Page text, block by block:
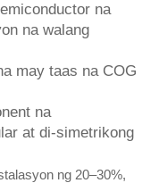
na
na walang
may taas na COG
na
at di-simetrikong
ng 20–30%,